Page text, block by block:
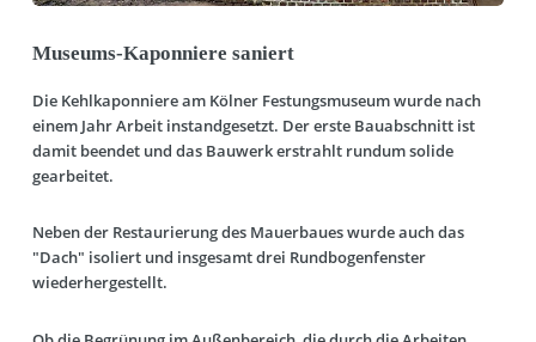
Museums-Kaponniere saniert
Die Kehlkaponniere am Kölner Festungsmuseum wurde nach
einem Jahr Arbeit instandgesetzt. Der erste Bauabschnitt ist
damit beendet und das Bauwerk erstrahlt rundum solide
gearbeitet.
Neben der Restaurierung des Mauerbaues wurde auch das
"Dach" isoliert und insgesamt drei Rundbogenfenster
wiederhergestellt.